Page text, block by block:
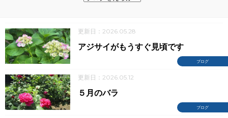
更新日：2026.05.28
ブログ
アジサイがもうすぐ見頃です
更新日：2026.05.12
ブログ
５月のバラ